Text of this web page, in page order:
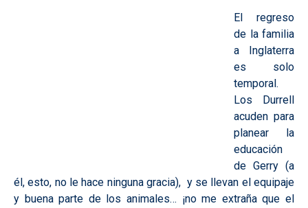
El regreso
de la familia
a Inglaterra
es solo
temporal.
Los Durrell
acuden para
planear la
educación
de Gerry (a
él, esto, no le hace ninguna gracia), y se llevan el equipaje
y buena parte de los animales… ¡no me extraña que el